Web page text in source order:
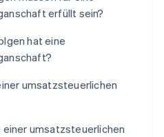
erfüllt sein?
hat eine
umsatzsteuerlichen
einer umsatzsteuerlichen